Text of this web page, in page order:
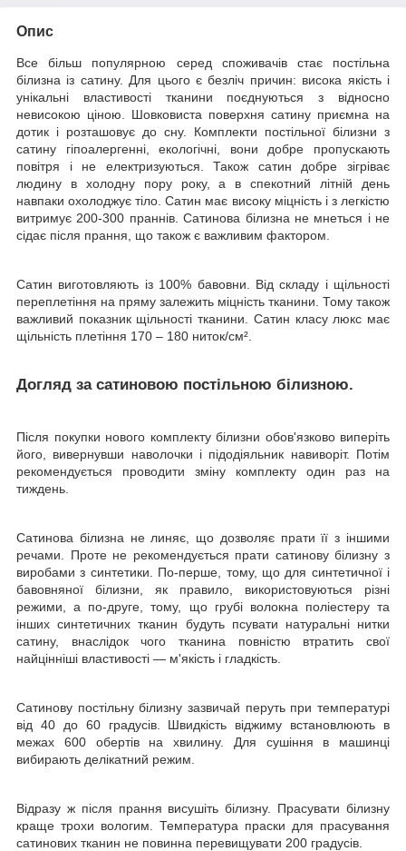
Опис
Все більш популярною серед споживачів стає постільна
білизна із сатину. Для цього є безліч причин: висока якість і
унікальні властивості тканини поєднуються з відносно
невисокою ціною. Шовковиста поверхня сатину приємна на
дотик і розташовує до сну. Комплекти постільної білизни з
сатину гіпоалергенні, екологічні, вони добре пропускають
повітря і не електризуються. Також сатин добре зігріває
людину в холодну пору року, а в спекотний літній день
навпаки охолоджує тіло. Сатин має високу міцність і з легкістю
витримує 200-300 праннів. Сатинова білизна не мнеться і не
сідає після прання, що також є важливим фактором.
Сатин виготовляють із 100% бавовни. Від складу і щільності
переплетіння на пряму залежить міцність тканини. Тому також
важливий показник щільності тканини. Сатин класу люкс має
щільність плетіння 170 – 180 ниток/см².
Догляд за сатиновою постільною білизною.
Після покупки нового комплекту білизни обов'язково виперіть
його, вивернувши наволочки і підодіяльник навиворіт. Потім
рекомендується проводити зміну комплекту один раз на
тиждень.
Сатинова білизна не линяє, що дозволяє прати її з іншими
речами. Проте не рекомендується прати сатинову білизну з
виробами з синтетики. По-перше, тому, що для синтетичної і
бавовняної білизни, як правило, використовуються різні
режими, а по-друге, тому, що грубі волокна поліестеру та
інших синтетичних тканин будуть псувати натуральні нитки
сатину, внаслідок чого тканина повністю втратить свої
найцінніші властивості ― м'якість і гладкість.
Сатинову постільну білизну зазвичай перуть при температурі
від 40 до 60 градусів. Швидкість віджиму встановлюють в
межах 600 обертів на хвилину. Для сушіння в машинці
вибирають делікатний режим.
Відразу ж після прання висушіть білизну. Прасувати білизну
краще трохи вологим. Температура праски для прасування
сатинових тканин не повинна перевищувати 200 градусів.